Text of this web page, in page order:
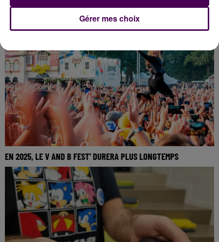
KEVIN MAGNUSSEN SUR LES PROCHAINES 24 HEURES DU MANS
EN 2025, LE V AND B FEST' DURERA PLUS LONGTEMPS
Gérer mes choix